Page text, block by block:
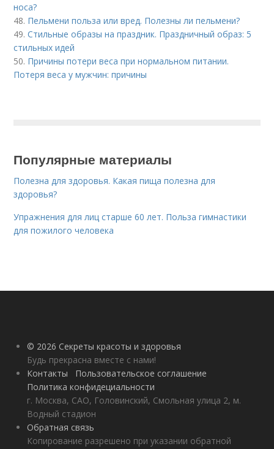
носа?
48. Пельмени польза или вред. Полезны ли пельмени?
49.Стильные образы на праздник. Праздничный образ: 5
стильных идей
50. Причины потери веса при нормальном питании.
Потеря веса у мужчин: причины
Популярные материалы
Полезна для здоровья. Какая пища полезна для
здоровья?
Упражнения для лиц старше 60 лет. Польза гимнастики
для пожилого человека
© 2026 Секреты красоты и здоровья
Будь прекрасна вместе с нами!
Контакты
Пользовательское соглашение
Политика конфидециальности
г. Москва, САО, Головинский, Смольная улица 2, м.
Водный стадион
Обратная связь
Копирование разрешено при указании обратной